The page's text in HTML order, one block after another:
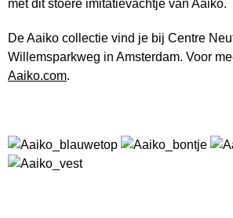
met dit stoere imitatievachtje van Aaiko.
De Aaiko collectie vind je bij Centre
Willemsparkweg in Amsterdam. Voor
Aaiko.com.